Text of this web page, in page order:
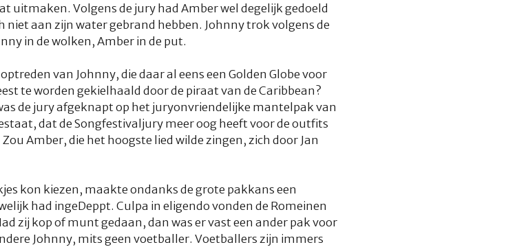
uitmaken. Volgens de jury had Amber wel degelijk gedoeld
aan zijn water gebrand hebben. Johnny trok volgens de
in de wolken, Amber in de put.
van Johnny, die daar al eens een Golden Globe voor
te worden gekielhaald door de piraat van de Caribbean?
de jury afgeknapt op het juryonvriendelijke mantelpak van
dat de Songfestivaljury meer oog heeft voor de outfits
Amber, die het hoogste lied wilde zingen, zich door Jan
kon kiezen, maakte ondanks de grote pakkans een
had ingeDeppt. Culpa in eligendo vonden de Romeinen
zij kop of munt gedaan, dan was er vast een ander pak voor
Johnny, mits geen voetballer. Voetballers zijn immers